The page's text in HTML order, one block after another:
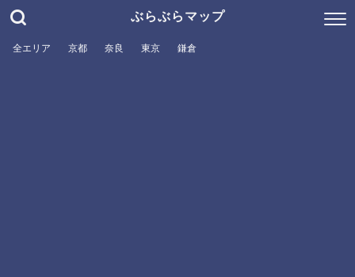
ぶらぶらマップ
全エリア 京都 奈良 東京 鎌倉